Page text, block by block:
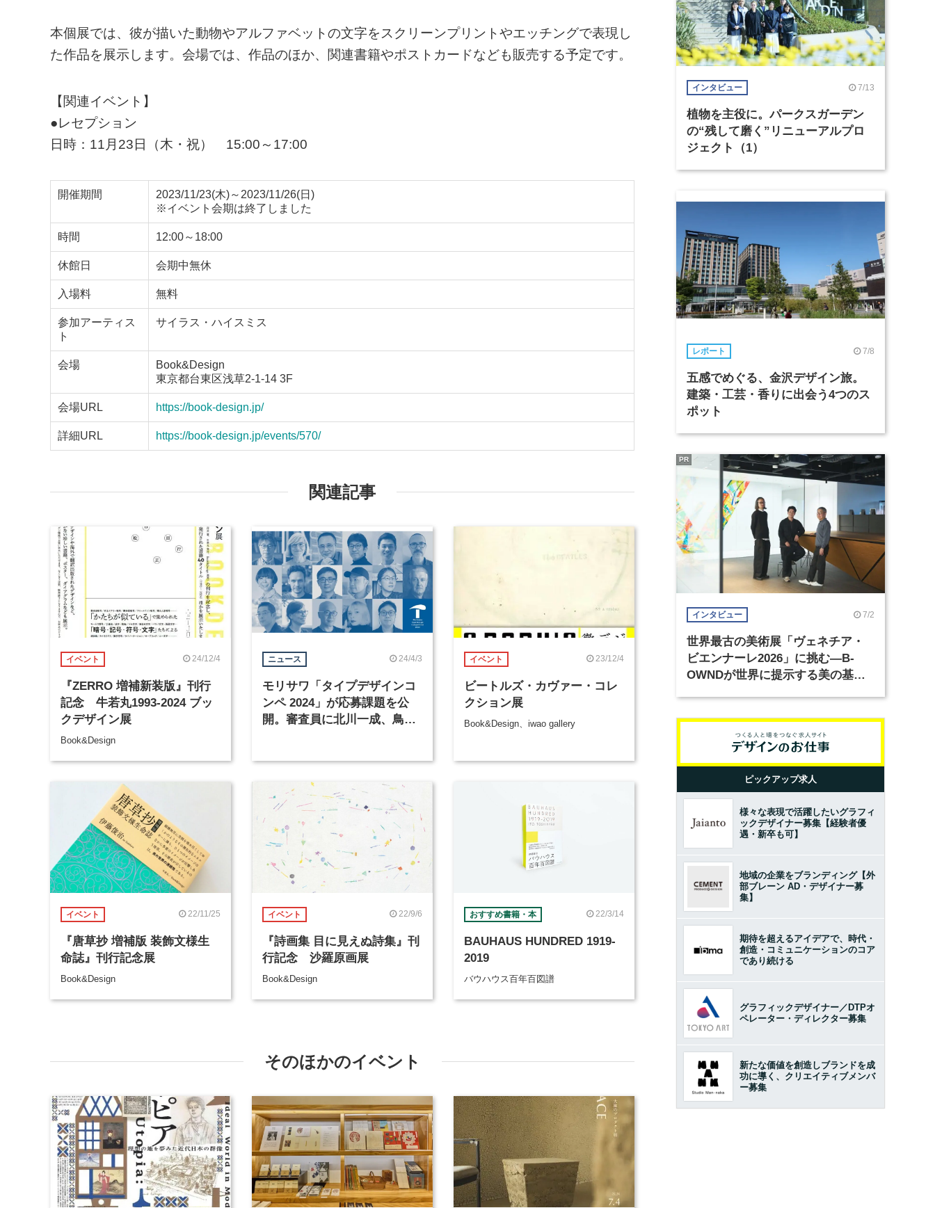
本個展では、彼が描いた動物やアルファベットの文字をスクリーンプリントやエッチングで表現し
た作品を展示します。会場では、作品のほか、関連書籍やポストカードなども販売する予定です。
【関連イベント】
●レセプション
日時：11月23日（木・祝） 15:00～17:00
開催期間
2023/11/23(木)～2023/11/26(日)
※イベント会期は終了しました
時間 12:00～18:00
休館日 会期中無休
入場料 無料
参加アーティス
ト
サイラス・ハイスミス
会場
Book&Design
東京都台東区浅草2-1-14 3F
会場URL https://book-design.jp/
詳細URL https://book-design.jp/events/570/
関連記事
イベント 24/12/4
『ZERRO 増補新装版』刊行
記念 牛若丸1993-2024 ブッ
クデザイン展
Book&Design
ニュース 24/4/3
モリサワ「タイプデザインコ
ンペ 2024」が応募課題を公
開。審査員に北川一成、鳥海
イベント 23/12/4
ビートルズ・カヴァー・コレ
クション展
Book&Design、iwao gallery
イベント 22/11/25
『唐草抄 増補版 装飾文様生
命誌』刊行記念展
Book&Design
イベント 22/9/6
『詩画集 目に見えぬ詩集』刊
行記念 沙羅原画展
Book&Design
おすすめ書籍・本 22/3/14
BAUHAUS HUNDRED 1919-
2019
バウハウス百年百図譜
そのほかのイベント
インタビュー 7/13
植物を主役に。パークスガーデン
の“残して磨く”リニューアルプロ
ジェクト（1）
レポート 7/8
五感でめぐる、金沢デザイン旅。
建築・工芸・香りに出会う4つのス
ポット
インタビュー 7/2
世界最古の美術展「ヴェネチア・
ビエンナーレ2026」に挑む―B-
OWNDが世界に提示する美の基準
PR
ピックアップ求人
様々な表現で活躍したいグラフィ
ックデザイナー募集【経験者優
遇・新卒も可】
地域の企業をブランディング【外
部ブレーン AD・デザイナー募
集】
期待を超えるアイデアで、時代・
創造・コミュニケーションのコア
であり続ける
グラフィックデザイナー／DTPオ
ペレーター・ディレクター募集
新たな価値を創造しブランドを成
功に導く、クリエイティブメンバ
ー募集